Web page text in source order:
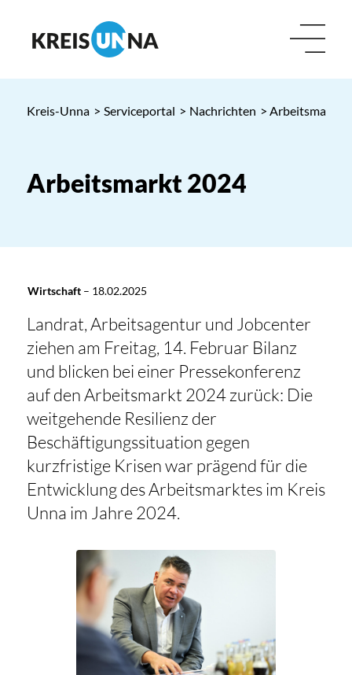
Kreis-Unna > Serviceportal > Nachrichten > Arbeitsmarkt
Arbeitsmarkt 2024
Wirtschaft– 18.02.2025
Landrat, Arbeitsagentur und Jobcenter
ziehen am Freitag, 14. Februar Bilanz
und blicken bei einer Pressekonferenz
auf den Arbeitsmarkt 2024 zurück: Die
weitgehende Resilienz der
Beschäftigungssituation gegen
kurzfristige Krisen war prägend für die
Entwicklung des Arbeitsmarktes im Kreis
Unna im Jahre 2024.